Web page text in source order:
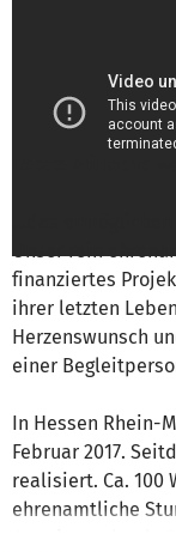
Write
Unser rein
finanziertes
ihrer letzten
Herzenswunsch
einer
In Hessen Rhein-
Februar 2017.
realisiert. Ca. 100
ehrenamtliche